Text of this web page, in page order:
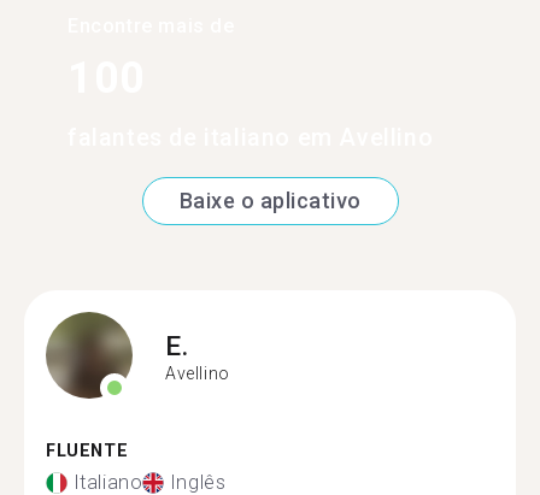
Baixe o aplicativo
E.
Avellino
FLUENTE
Italiano Inglês